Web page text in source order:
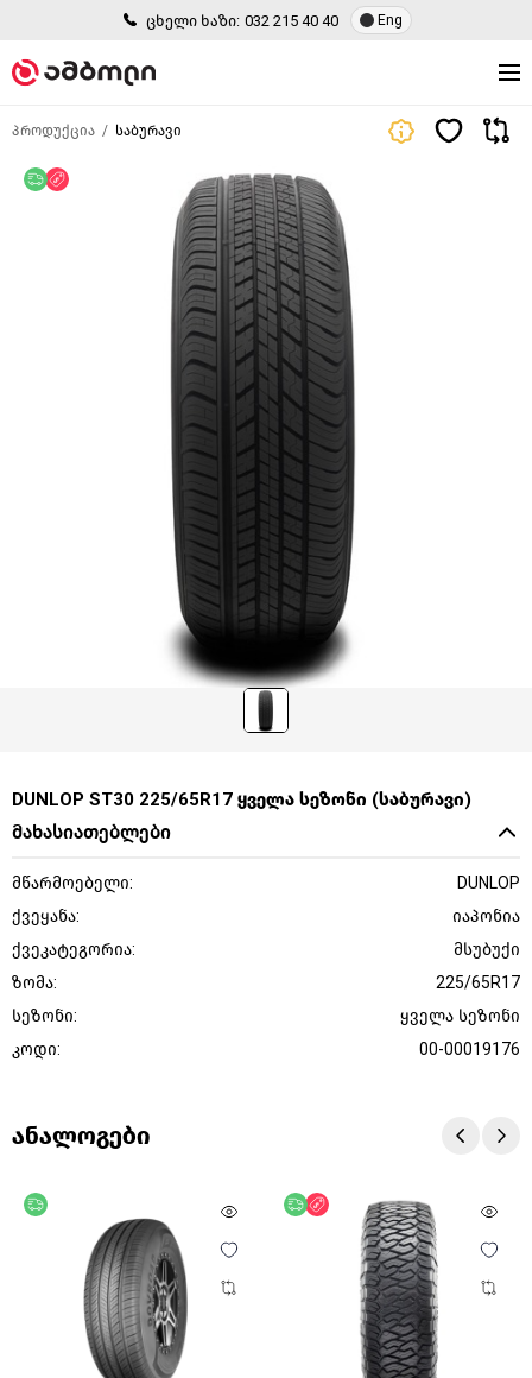
ცხელი ხაზი: 032 215 40 40 Eng
პროდუქცია საბურავი
უფასო მიწოდება
DUNLOP ST30 225/65R17 ყველა სეზონი (საბურავი)
მახასიათებლები
მწარმოებელი:
DUNLOP
ქვეყანა:
იაპონია
ქვეკატეგორია:
მსუბუქი
ზომა:
225/65R17
სეზონი:
ყველა სეზონი
კოდი:
00-00019176
ანალოგები
უფასო მიწოდება
ფასდაკლება